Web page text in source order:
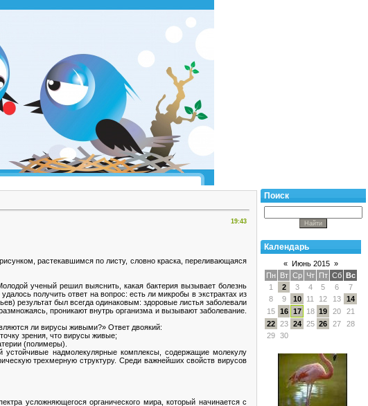
19:43
растекавшимся по листу, словно краска, переливающаяся
ученый решил выяснить, какая бактерия вызывает болезнь
получить ответ на вопрос: есть ли микробы в экстрактах из
результат был всегда одинаковым: здоровые листья заболевали
проникают внутрь организма и вызывают заболевание.
ли вирусы живыми?» Ответ двоякий:
зрения, что вирусы живые;
(полимеры).
надмолекулярные комплексы, содержащие молекулу
трехмерную структуру. Среди важнейших свойств вирусов
усложняющегося органического мира, который начинается с
Поиск
Календарь
« Июнь 2015 »
Пн Вт Ср Чт Пт Сб Вс
1
2 3 4 5 6
7
8
9 10 11 12 13
14
15 16 17 18 19 20
21
22 23 24 25 26 27
28
29 30